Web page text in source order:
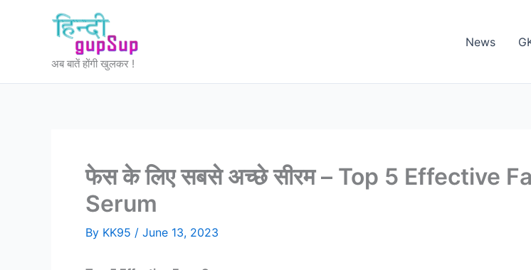
अब बातें होंगी खुलकर !
News
फेस के लिए सबसे अच्छे सीरम – Top 5 Effective
Serum
By KK95 / June 13, 2023